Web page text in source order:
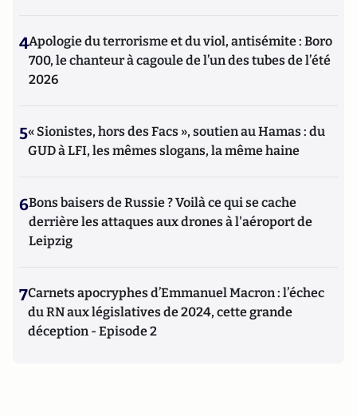
4Apologie du terrorisme et du viol, antisémite : Boro
700, le chanteur à cagoule de l’un des tubes de l’été
2026
5« Sionistes, hors des Facs », soutien au Hamas : du
GUD à LFI, les mêmes slogans, la même haine
6Bons baisers de Russie ? Voilà ce qui se cache
derrière les attaques aux drones à l'aéroport de
Leipzig
7Carnets apocryphes d’Emmanuel Macron : l’échec
du RN aux législatives de 2024, cette grande
déception - Episode 2